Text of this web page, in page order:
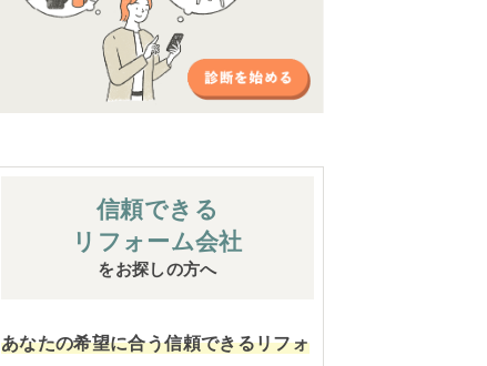
信頼できる
リフォーム会社
をお探しの方へ
あなたの希望に合う信頼できるリフォ